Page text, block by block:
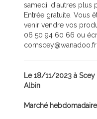
samedi, d'autres plus
Entrée gratuite. Vous
venir vendre vos
06 50 94 60 66 ou
comscey@wanadoo.fr
Le 18/11/2023 à Scey
Albin
Marché hebdomadaire